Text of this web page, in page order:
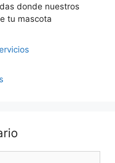
donde nuestros
tu mascota